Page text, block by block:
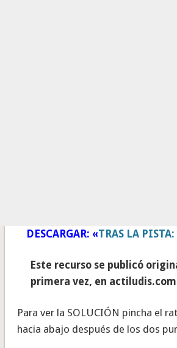
DESCARGAR: «TRAS LA
Este recurso se publicó
primera vez, en actiludis.com
Para ver la SOLUCIÓN pincha el
hacia abajo después de los dos